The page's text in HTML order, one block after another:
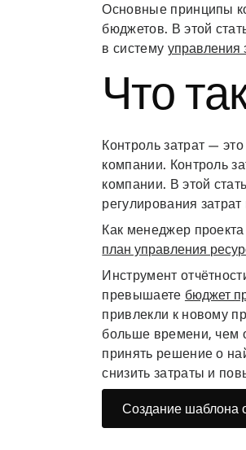
Основные принципы
бюджетов. В этой
в систему управления
Что
Контроль затрат —
компании. Контроль
компании. В этой
регулирования
Как менеджер
план управления
Инструмент
превышаете бюджет
привлекли к новому
больше времени, чем
принять решение о
снизить затраты и
Создание шаблона